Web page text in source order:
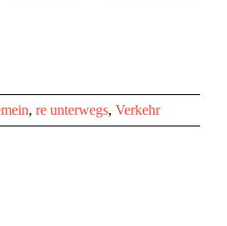
, re unterwegs, Verkehr